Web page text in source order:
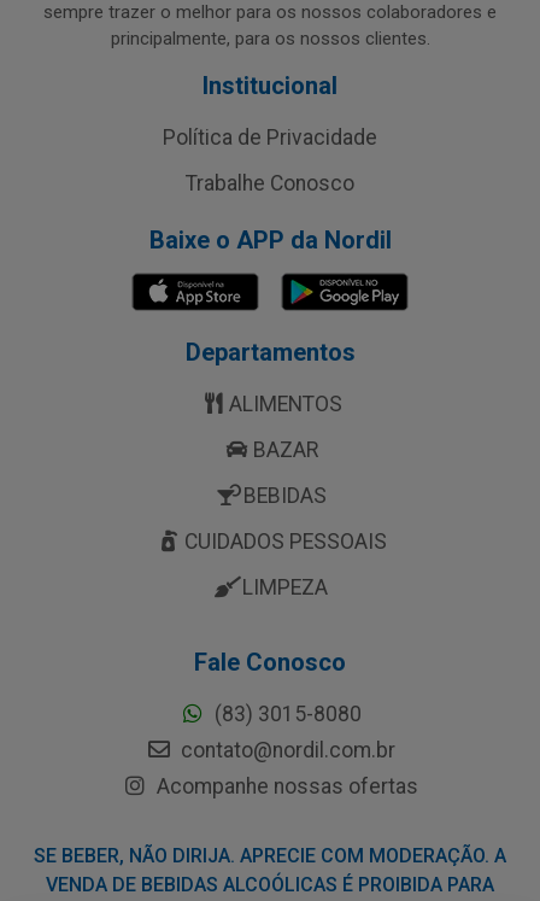
sempre trazer o melhor para os nossos colaboradores e
principalmente, para os nossos clientes.
Institucional
Política de Privacidade
Trabalhe Conosco
Baixe o APP da Nordil
Departamentos
ALIMENTOS
BAZAR
BEBIDAS
CUIDADOS PESSOAIS
LIMPEZA
Fale Conosco
(83) 3015-8080
contato@nordil.com.br
Acompanhe nossas ofertas
SE BEBER, NÃO DIRIJA. APRECIE COM MODERAÇÃO. A
VENDA DE BEBIDAS ALCOÓLICAS É PROIBIDA PARA